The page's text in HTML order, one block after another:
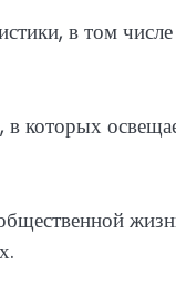
в том
которых